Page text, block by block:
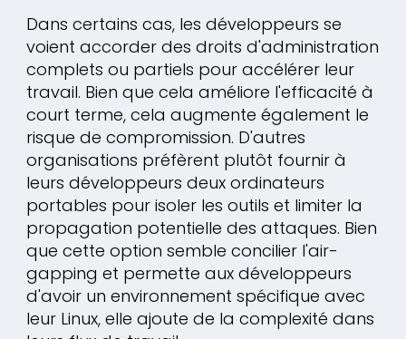
Dans certains cas, les développeurs se
voient accorder des droits d'administration
complets ou partiels pour accélérer leur
travail. Bien que cela améliore l'efficacité à
court terme, cela augmente également le
risque de compromission. D'autres
organisations préfèrent plutôt fournir à
leurs développeurs deux ordinateurs
portables pour isoler les outils et limiter la
propagation potentielle des attaques. Bien
que cette option semble concilier l'air-
gapping et permette aux développeurs
d'avoir un environnement spécifique avec
leur Linux, elle ajoute de la complexité dans